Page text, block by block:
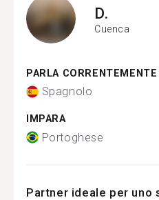
D.
Cuenca
PARLA CORRENTEMENTE
Spagnolo
IMPARA
Portoghese
Partner ideale per uno